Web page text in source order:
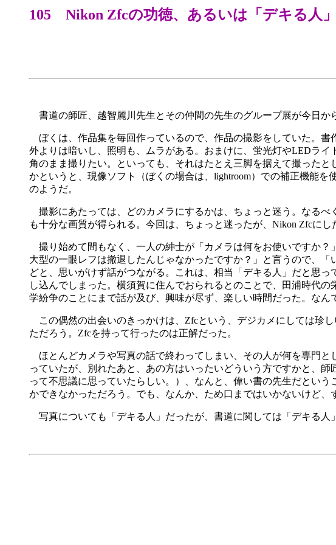
105 Nikon Zfcの功徳、あるいは「デキる
書道の師匠、越智麗川先生とその仲間の先生のグループ展が今日か
ぼくは、作品集を毎回作っているので、作品の撮影をしていた。
外よりは暗いし、照明も、ムラがある。おまけに、蛍光灯やLEDラ
角のまま撮りたい。といっても、それはたとえ三脚を据えて撮った
かというと、現像ソフト（ぼくの場合は、lightroom）での補正機能
のようだ。
撮影にあたっては、どのカメラにするかは、ちょっと迷う。なるべ
も十分な画質が得られる。今回は、ちょっと迷ったが、Nikon Zfcに
撮り始めて間もなく、一人の紳士が「カメラは何をお使いですか？
大型の一眼レフは撤退したんじゃなかったですか？」と言うので、
どと、思いがけず話がつながる。これは、相当「デキる人」だと思
し込んでしまった。横須賀に住んでおられるとのことで、田浦時代
学紛争のことにまで話が及び、興味が尽ず、楽しい時間だった。なん
この偶然の出会いのきっかけは、Zfcという、デジカメにしては珍
ただろう。Zfcを持って行ったのは正解だった。
ほとんどカメラや写真の話で終わってしまい、その人が何を専門
っていたが、別れたあと、あの方はいったいどういう方ですかと、
って不思議に思っていたらしい。）、なんと、偉い書の先生だとい
かできなかっただろう。でも、なんか、ため口まではいかないけど
写真についても「デキる人」だったが、書道に関しては「デキる人